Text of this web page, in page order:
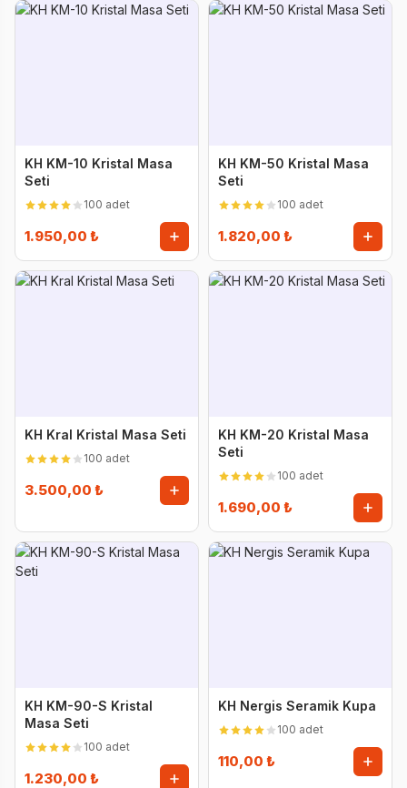
KH KM-10 Kristal Masa
Seti
100 adet
1.950,00 ₺
KH KM-50 Kristal Masa
Seti
100 adet
1.820,00 ₺
KH Kral Kristal Masa Seti
100 adet
3.500,00 ₺
KH KM-20 Kristal Masa
Seti
100 adet
1.690,00 ₺
KH KM-90-S Kristal
Masa Seti
100 adet
1.230,00 ₺
KH Nergis Seramik Kupa
100 adet
110,00 ₺